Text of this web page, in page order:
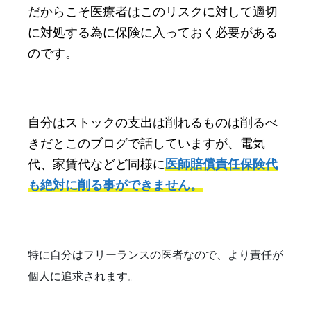
だからこそ医療者はこのリスクに対して適切
に対処する為に保険に入っておく必要がある
のです。
自分はストックの支出は削れるものは削るべ
きだとこのブログで話していますが、電気
代、家賃代などど同様に医師賠償責任保険代
も絶対に削る事ができません。
特に自分はフリーランスの医者なので、より責任が
個人に追求されます。